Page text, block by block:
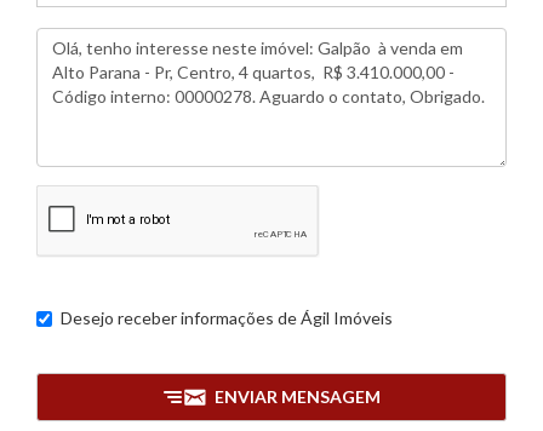
Desejo receber informações deÁgil Imóveis
ENVIAR MENSAGEM